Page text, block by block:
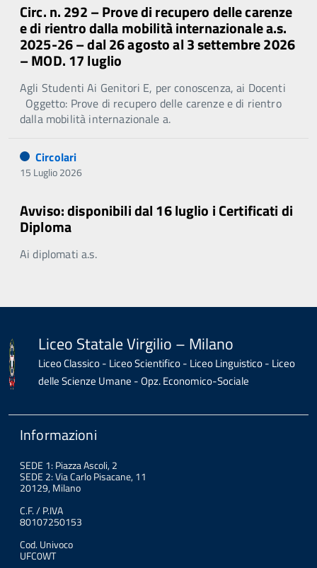
Circ. n. 292 – Prove di recupero delle carenze
e di rientro dalla mobilità internazionale a.s.
2025-26 – dal 26 agosto al 3 settembre 2026
– MOD. 17 luglio
Agli Studenti Ai Genitori E, per conoscenza, ai Docenti
Oggetto: Prove di recupero delle carenze e di rientro
dalla mobilità internazionale a.
Circolari
15 Luglio 2026
Avviso: disponibili dal 16 luglio i Certificati di
Diploma
Ai diplomati a.s.
Liceo Statale Virgilio – Milano
Liceo Classico - Liceo Scientifico - Liceo Linguistico - Liceo
delle Scienze Umane - Opz. Economico-Sociale
Informazioni
SEDE 1: Piazza Ascoli, 2
SEDE 2: Via Carlo Pisacane, 11
20129, Milano
C.F. / P.IVA
80107250153
Cod. Univoco
UFC0WT